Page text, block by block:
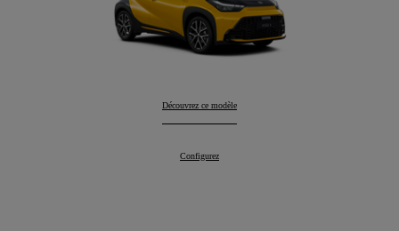
Nouvelle Aygo X:
Découvrez ce modèle
Nouvelle Aygo X
Configurez